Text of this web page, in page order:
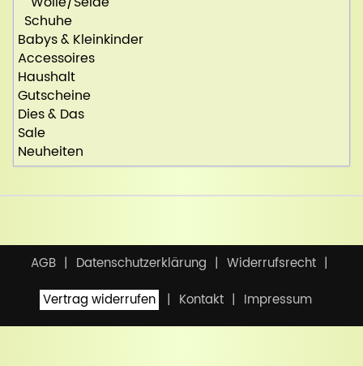
Schuhe
Babys & Kleinkinder
Accessoires
Haushalt
Gutscheine
Dies & Das
Sale
Neuheiten
AGB Datenschutzerklärung
Widerrufsrecht
Vertrag widerrufen
Kontakt Impressum